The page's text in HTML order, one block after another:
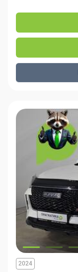
2024